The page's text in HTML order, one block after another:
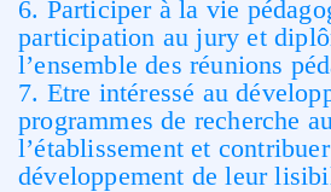
6. Participer à la vie
participation au jury et
l’ensemble des réunions
7. Etre intéressé au
programmes de recherche
l’établissement et
développement de leur